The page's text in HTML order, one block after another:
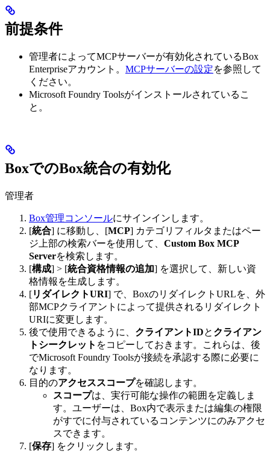
前提条件
管理者によってMCPサーバーが有効化されているBox
Enterpriseアカウント。 MCPサーバーの設定を参照して
ください。
Microsoft Foundry Toolsがインストールされているこ
と。
BoxでのBox統合の有効化
管理者
Box管理コンソールにサインインします。
[統合] に移動し、[MCP] カテゴリフィルタまたはペー
ジ上部の検索バーを使用して、 Custom Box MCP
Serverを検索します。
[構成] > [統合資格情報の追加] を選択して、新しい資
格情報を生成します。
[リダイレクトURI] で、BoxのリダイレクトURLを、外
部MCPクライアントによって提供されるリダイレクト
URIに変更します。
後で使用できるように、 クライアントIDと クライアン
トシークレット をコピーしておきます。これらは、後
でMicrosoft Foundry Toolsが接続を承認する際に必要に
なります。
目的のアクセススコープを確認します。
スコープは、実行可能な操作の範囲を定義しま
す。ユーザーは、Box内で表示または編集の権限
がすでに付与されているコンテンツにのみアクセ
スできます。
[保存] をクリックします。